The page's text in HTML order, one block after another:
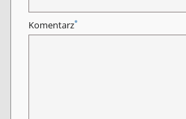
Komentarz*